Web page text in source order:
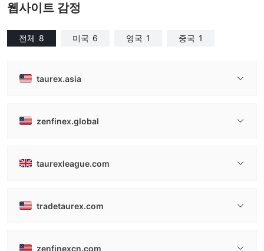
웹사이트 감정
전체 8 미국 6 영국 1 중국 1
taurex.asia
zenfinex.global
taurexleague.com
tradetaurex.com
zenfinexcn.com